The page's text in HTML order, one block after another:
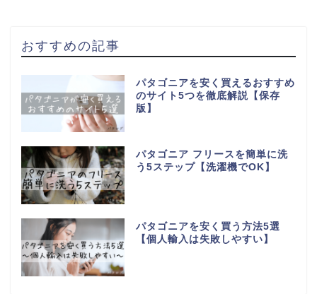
おすすめの記事
パタゴニアを安く買えるおすすめ
のサイト5つを徹底解説【保存
版】
パタゴニア フリースを簡単に洗
う5ステップ【洗濯機でOK】
パタゴニアを安く買う方法5選
【個人輸入は失敗しやすい】